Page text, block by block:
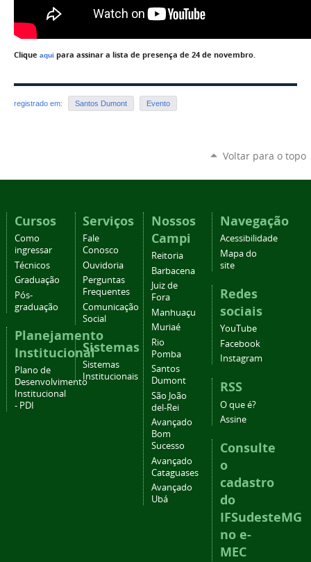
Clique aqui para assinar a lista de presença de 24 de novembro.
registrado em: Santos Dumont Evento
Voltar para o topo
Cursos
Como
ingressar
Técnicos
Graduação
Pós-
graduação
Planejamento
Institucional
Plano de
Desenvolvimento
Institucional
- PDI
Serviços
Fale
Conosco
Ouvidoria
Perguntas
Frequentes
Comunicação
Social
Sistemas
Sistemas
Institucionais
Nossos
Campi
Reitoria
Barbacena
Juiz de
Fora
Manhuaçu
Muriaé
Rio
Pomba
Santos
Dumont
São João
del-Rei
Avançado
Bom
Sucesso
Avançado
Cataguases
Avançado
Ubá
Navegação
Acessibilidade
Mapa do
site
Redes
sociais
YouTube
Facebook
Instagram
RSS
O que é?
Assine
Consulte
o
cadastro
do
IFSudesteMG
no e-
MEC